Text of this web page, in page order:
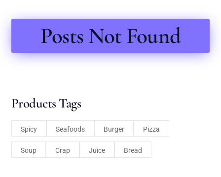
Posts Not Found
Products Tags
Spicy Seafoods Burger Pizza
Soup Crap Juice Bread